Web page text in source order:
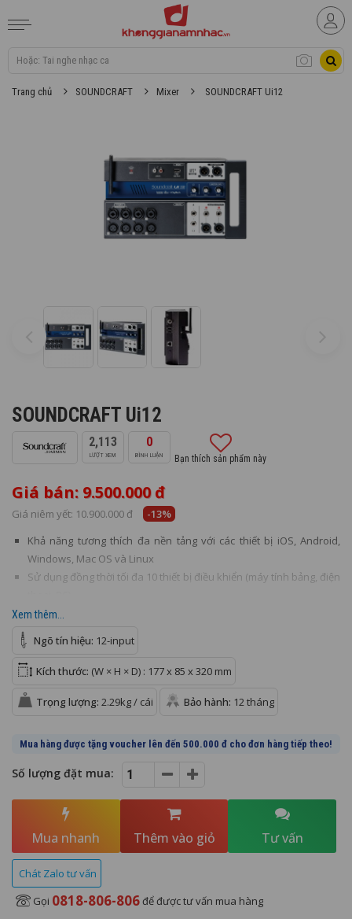
Trang chủ SOUNDCRAFT Mixer SOUNDCRAFT Ui12
SOUNDCRAFT Ui12
2,113
LƯỢT XEM
0
BÌNH LUẬN Bạn thích sản phẩm này
Giá bán: 9.500.000 đ
Giá niêm yết: 10.900.000 đ
-13%
Khả năng tương thích đa nền tảng với các thiết bị iOS, Android,
Windows, Mac OS và Linux
Sử dụng đồng thời tối đa 10 thiết bị điều khiển (máy tính bảng, điện
Xử lý tín hiệu Harman huyền thoại từ dbx®, Digitech® và
Xem thêm...
Ngõ tín hiệu: 12-input
Kích thước: (W × H × D) : 177 x 85 x 320 mm
Trọng lượng: 2.29kg / cái Bảo hành: 12 tháng
Mua hàng được tặng voucher lên đến 500.000 đ cho đơn hàng tiếp theo!
Số lượng đặt mua:
Mua nhanh Thêm vào giỏ Tư vấn
Chát Zalo tư vấn
Gọi 0818-806-806để được tư vấn mua hàng